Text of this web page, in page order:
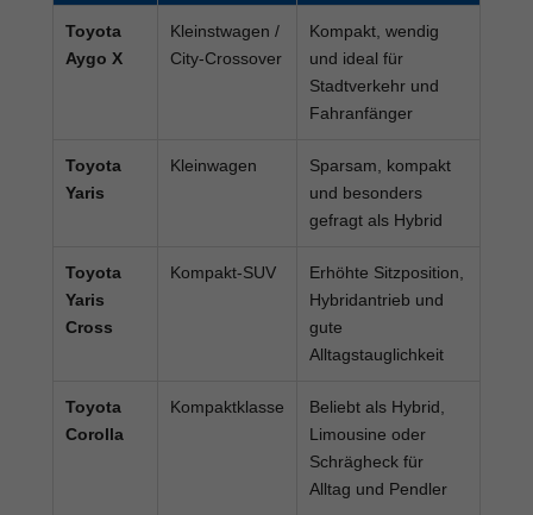
Toyota
Aygo X
Kleinstwagen /
City-Crossover
Kompakt, wendig
und ideal für
Stadtverkehr und
Fahranfänger
Toyota
Yaris
Kleinwagen
Sparsam, kompakt
und besonders
gefragt als Hybrid
Toyota
Yaris
Cross
Kompakt-SUV
Erhöhte Sitzposition,
Hybridantrieb und
gute
Alltagstauglichkeit
Toyota
Corolla
Kompaktklasse
Beliebt als Hybrid,
Limousine oder
Schrägheck für
Alltag und Pendler